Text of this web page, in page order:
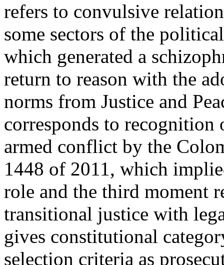
refers to convulsive
some sectors of the
which generated a
return to reason with the
norms from Justice and
corresponds to recognition
armed conflict by the
1448 of 2011, which
role and the third moment
transitional justice with
gives constitutional
selection criteria as